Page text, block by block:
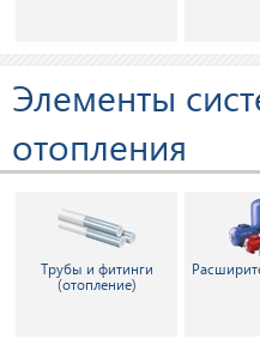
Элементы
отопления
Трубы и фитинги
(отопление)